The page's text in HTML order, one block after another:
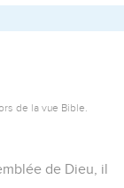
de la vue Bible.
de Dieu, il